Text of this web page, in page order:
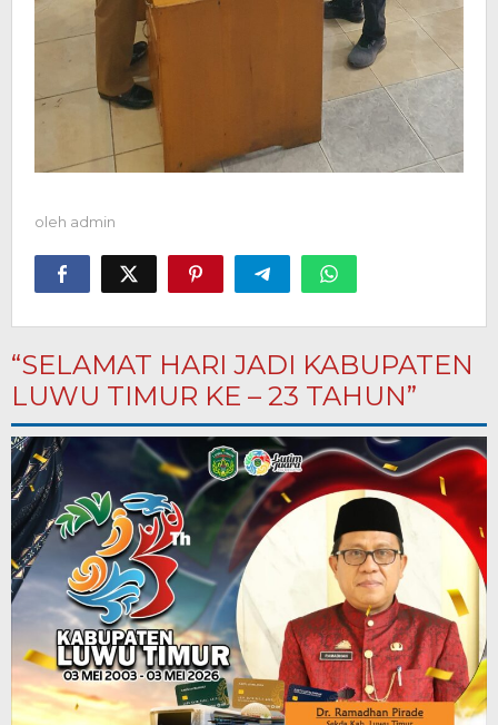
oleh admin
“SELAMAT HARI JADI KABUPATEN
LUWU TIMUR KE – 23 TAHUN”